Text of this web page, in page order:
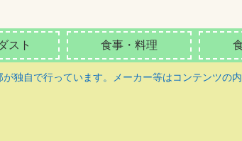
スト 食事・料理
自で行っています。メーカー等はコンテンツの